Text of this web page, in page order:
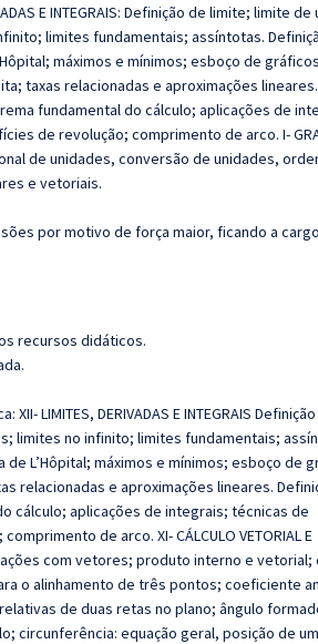
E INTEGRAIS: Definição de limite; limite de
limites fundamentais; assíntotas.
máximos e mínimos; esboço de
taxas relacionadas e aproximações lineares.
fundamental do cálculo; aplicações de
de revolução; comprimento de arco. I-
de unidades, conversão de unidades,
e vetoriais.
por motivo de força maior, ficando a
recursos didáticos.
LIMITES, DERIVADAS E INTEGRAIS
limites no infinito; limites fundamentais;
L’Hôpital; máximos e mínimos; esboço de
relacionadas e aproximações lineares.
cálculo; aplicações de integrais; técnicas de
de arco. XI- CÁLCULO VETORIAL E
com vetores; produto interno e vetorial;
o alinhamento de três pontos; coeficiente
de duas retas no plano; ângulo
circunferência: equação geral, posição de